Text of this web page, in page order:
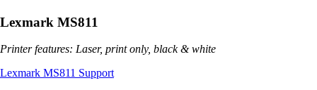
Lexmark MS811
Printer features: Laser, print only, black & white
Lexmark MS811 Support